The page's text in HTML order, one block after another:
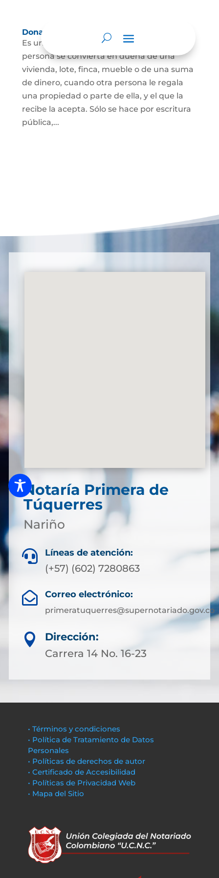
Donación
Es uno de los contratos cuyo fin es que una
persona se convierta en dueña de una
vivienda, lote, finca, mueble o de una suma
de dinero, cuando otra persona le regala
una propiedad o parte de ella, y el que la
recibe la acepta. Sólo se hace por escritura
pública,...
Notaría Primera de
Túquerres
Nariño
 Líneas de atención:
(+57) (602) 7280863
 Correo electrónico:
primeratuquerres@supernotariado.gov.co

Dirección:
Carrera 14 No. 16-23
• Términos y condiciones
• Política de Tratamiento de Datos
Personales
• Políticas de derechos de autor
• Certificado de Accesibilidad
• Políticas de Privacidad Web
• Mapa del Sitio